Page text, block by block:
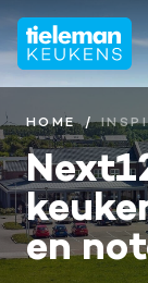
Home
Keukens
Onze
Showroom
Inspiratie
Nieuwbouw
HOME
en